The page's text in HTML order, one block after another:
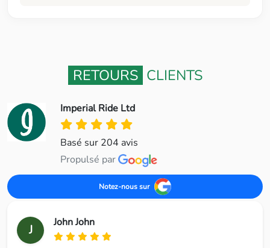
RETOURS CLIENTS
Imperial Ride Ltd
Basé sur 204 avis
Propulsé par
Notez-nous sur
J John John